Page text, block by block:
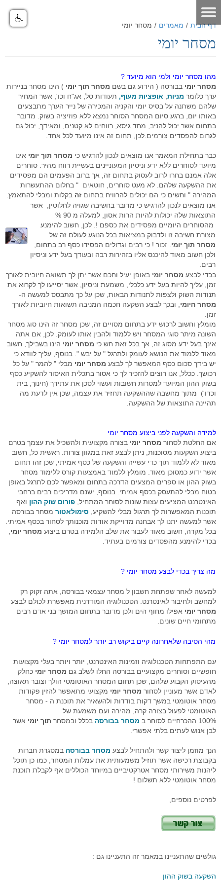
דף הבית / מאמרים / מסחר יומי
מסחר יומי
מהו מסחר יומי ולמי הוא מיועד ?
מסחר יומי בבורסה ( הידוע גם בשם מסחר תוך יומי ) הינו מסחר בניירות
ערך כלומר מניות אופציות מעוף, תעודות סל, אג"ח וכו', אשר המחיר
שלהם משתנה על בסיס יומי והקניה והמכירה של נייר הערך מתבצעים
באותו יום, ברגע סיום המסחר הסוחר נמצא ללא פוזיציה בשוק. מדובר
בתחום אשר יכול להניב, מחד גיסא, רווחים לא קטנים, ומאידך, יכול גם
לגרום להפסדים צורמים.לכן, תחום זה אינו מיועד לכל אחד.
כבר בתחילת המאמר אנו מוצאים לנכון להדגיש כי מסחר תוך יומי אינו
מיועד לסוחרים ללא ידע וניסיון המעוניינים בעשיית רווח מהיר. סוחרים
אלה אמנם בחרו לרוב לעסוק בתחום זה, אך ברוב הפעמים הם מפסידים
את ההשקעה שלהם. לא מעט סוחרים, חוטאים " בחלום ההתעשרות
המהירה " וחשים כי הם יכולים להרוויח בתחום זה בקלות ומבלי להתאמץ.
אנו מוצאים לנכון להדגיש כי מדובר בחשיבה שגויה לחלוטין, אשר
התוצאות שלה יכולות להיות הרות אסון, למעלה מ 90 %
מהסוחרים היומיים מפסידים את כספם !. לכן, חשוב להימנע
מצורת חשיבה זו ולדבוק במציאות בכל הנוגע לעולם זה של
מסחר תוך יומי . זכור ! כי רבים וגדולים הפסידו כסף רב בתחום,
ולכן חשוב מאוד להיכנס אליו בזהירות רבה ובעודך בעל ידע וניסיון
רבים.
בכדי לבצע מסחר יומי באופן יעיל וחכם אשר יתן לך תשואה חיובית לאורך
זמן, עליך להיות בעל ידע כלכלי, משמעת וניסיון, אשר יסייעו לך לקרוא את
תנודות השוק ולצפות לתנודות הבאות, שכן על כך מתבסס למעשה ה-
מסחר היומי , ובכך לבצע השקעה חכמה המניבה תשואות חיוביות לאורך
זמן.
מומלץ וחשוב לרכוש ידע בתחום מסויים זה, שכן מסחר זה הינו סוג מסחר
השונה מיתר סוגי המסחר ויש ללמוד ולהבין אותו לעומק. לכן, אם אתה
אינך בעל ידע מסוג זה, אך בכל זאת חש כי מסחר יומי הינו בשבילך, חשוב
מאוד ללמוד את הנושא לעומק ולתרגל " על יבש ". בנוסף, עליך לוודא כי
יש בידך סכום כסף המאפשר לך לבצע מסחר יומי מבלי " להמר " על כל
רכושך. ככלל, אנו רוצים להזכיר לך כי אסור בתכלית האיסור להשקיע כסף
בשוק ההון המיועד למטרות חשובות ועשוי לסכן את עתידך (חינוך, בית
וכדו') מתוך מחשבה שההשקעה תחזיר את עצמה, שכן אין לדעת מה
תהיינה התוצאות של ההשקעה.
למידה והשקעה לפני ביצוע מסחר יומי
אם החלטת לסחור מסחר יומי בצורה מקצועית ולהשכיל את עצמך בטרם
ביצוע השקעות מסוכנות, ניתן לבצע זאת במגוון צורות. ראשית כל, חשוב
מאוד לא ללמוד תוך כדי עשייה והשקעה של כסף אמיתי, שכן זהו תחום
אשר ידוע כמסוכן מאוד. מומלץ ללמוד באמצעות קורס ללימוד מסחר
בשוק ההון או ספרים המצעים הדרכה בתחום ומאפשר לכם לתרגל באופן
בטוח מבלי להתעסק בכסף אמיתי. בנוסף, ישנם מדריכים רבים ברחבי
האינטרנט המציעים עצות שונות לסוחר המתחיל, פורום שוק ההון ואף
תוכנות המאפשרות לך תרגול מבלי להשקיע, סימולאטור מסחר בבורסה
אשר למעשה יתנו לך אבחנה מדוייקת אודות מוכנותך לסחור בכסף אמיתי.
בכל מקרה, חשוב מאוד לעבור את שלב הלמידה בטרם ביצוע מסחר יומי
בכדי להימנע מהפסדים צורמים בעתיד.
מה צריך בכדי לבצע מסחר יומי ?
למעשה לאחר שפתחת חשבון ל מסחר עצמאי בבורסה, אתה זקוק רק
למחשב ולחיבור לאינטרנט. הטכנולוגיה המודרנית מאפשרת לכולם לבצע
מסחר יומי אפילו מחוף הים ולכן מדובר בתחום המושך בני אדם רבים
מתחומי חיים שונים.
מהי הסיבה שלאחרונה קיים ביקוש רב יותר למסחר יומי ?
עם התפתחות הטכנולוגיה וזמינות האינטרנט, יותר ויותר בעלי מקצועות
חופשיים וסוחרים מקצועיים בבורסה החלו לשלב גם מסחר יומי כחלק
מהעיסוק הקבוע שלהם, שכן תחום המסחר האוטומטי הולך וצובר תאוצה,
לאדם אשר מעוניין לסחור מסחר יומי מקצועי מתאפשר להזין פקודות
מסחר אוטומטי במשך דקות בודדות ולהשאיר את תוכנת ה - מסחר
האוטומטי לפעול בצורה קרה, מהירה ועם משמעת של
100% ההכרחיים לסוחר ב
מסחר בבורסה בכלל ובמסחר תוך יומי אשר
לבן אנוש לעתים בלתי אפשרי.
הנך מוזמן ליצור קשר ולהתחיל לבצע מסחר בבורסה במסגרת חברות
בקבוצת רכישה אשר תוזיל משמעותית את עמלות המסחר, כמו כן תוכל
ליהנות משירותי מסחר אטרקטיביים במיוחד הכוללים אף לקבלת תוכנת
מסחר אוטומטי ללא תשלום !
לפרטים נוספים,
גולשים שהתעניינו במאמר זה התעניינו גם :
השקעה בשוק ההון
דף הבית
אודות האתר
אודות חברת GO4IT
הסיכון במסחר בבורסה
תקנון האתר
דרושים
הטכנולוגיה
מאמרים
מאמרים שוק ההון
מונחי שוק ההון
כלים לסוחר
כלים לסוחר
כלים למסחר בחול
כלים לתחזוקת המחשב
קישורים שימושיים
מחשבון המרת מטבעות
יומן אירועים כלכליים עולמי - יומי
מחשבון פיבוט
מדדי בורסה עולמיים
פורום שוק ההון
פורום ניתוח טכני
פורום מטח
פורום מסחר אוטומטי
הכר את מערכת המסחר
סרטוני הדרכה - לשוניות המערכת
סרטוני הדרכה כלליים
מדריכים מצולמים
מערכת מסחר
מערכת מסחר FMR
מערכת מסחר אוטומטי GO4IT
סימולטור מסחר Go4iTrainer
מערכת מידע וציטוטים Go4iTicker
מערכת מסחר OrderNet 2
מסחר אוטומטי
מסחר אוטומטי במטח
קורס פיתוח ובדיקת אסטרטגיות
קורס מטח לסוחרים בזמן אמת
מסחר אוטומטי לרצף
פלטפורמת הממשק הראשית
סטופ לוס אוטומטי
טייק פרופיט אוטומטי
פקודות מונחי שעון
אינדיקטורים
מסחר אוטומטי באופציות מעו"ף
פלטפורמת הממשק הראשית
סטופ לוס אוטומטי באופציות מעוף
טריילינג סטופ אוטומטי באופציות
טייק פרופיט אוטומטי במעוף
פקודות עוקבות באופציות מעוף
כניסה אוטומטית לפוזיציה במעוף
מסחר אוטומטי בחוזים
אסטרטגיות מסחר אוטומטי במעוף
פקודות מונחי שעון
רובוט מסחר
מסחר אוטומטי בהתניית התשואה
יצוא נתוני זמן אמת
סימולאטור מסחר בבורסה
פיתוחים אישים - רובוטי מסחר
בוטיק לפתרונות תוכנה
מסחר בבורסה במחשב ענן
שאלות ותשובות
API לתכנות למעו"ף
מסחר אוטומטי בבורסה בחול
מסחר עצמאי בבורסה
מסחר עצמאי
שאלות נפוצות
מסחר בבורסה
מערכות מסחר
חוזים עתידיים
ניהול תיקים
מסחר בבורסה
מסחר בבורסה
מסחר בבורסה האמריקאית
מסחר בוול סטריט